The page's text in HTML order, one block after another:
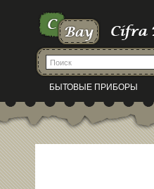
БЫТОВЫЕ ПРИБОРЫ